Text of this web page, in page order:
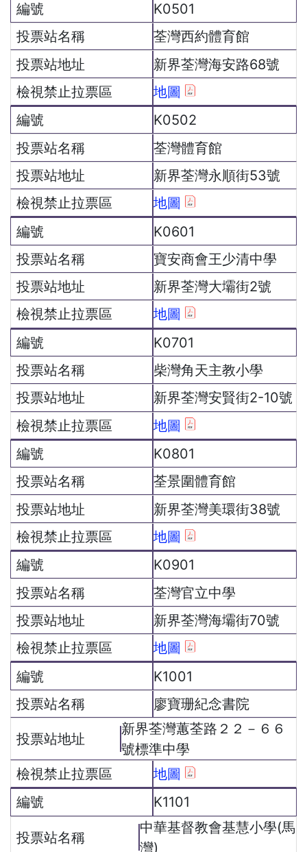
K0501
荃灣西約體育館
新界荃灣海安路68號
地圖
K0502
荃灣體育館
新界荃灣永順街53號
地圖
K0601
寶安商會王少清中學
新界荃灣大壩街2號
地圖
K0701
柴灣角天主教小學
新界荃灣安賢街2-10號
地圖
K0801
荃景圍體育館
新界荃灣美環街38號
地圖
K0901
荃灣官立中學
新界荃灣海壩街70號
地圖
K1001
廖寶珊紀念書院
新界荃灣蕙荃路２２－６６
號標準中學
地圖
K1101
中華基督教會基慧小學(馬
灣)